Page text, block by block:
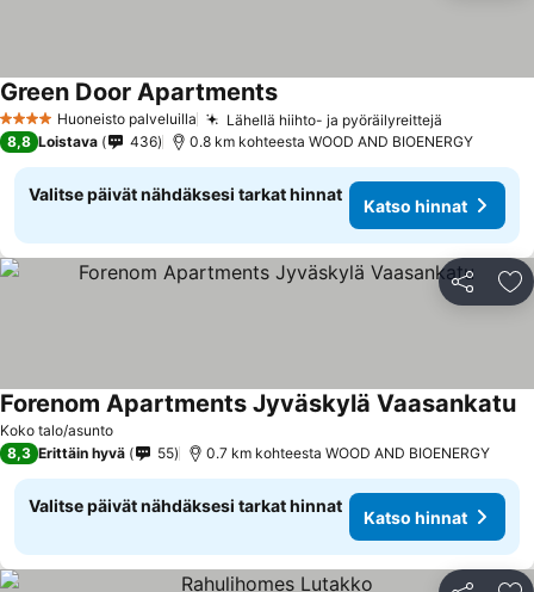
4 TähtiluokitusHuoneisto palveluilla Lähellä hiihto- ja pyöräilyreittejä
Green Door Apartments
8,8 Loistava 436 0.8 km kohteesta WOOD AND BIOENERGY
Valitse päivät nähdäksesi tarkat hinnat
Katso hinnat
Jaa
Koko talo/asunto
Forenom Apartments Jyväskylä Vaasankatu
8,3 Erittäin hyvä 55 0.7 km kohteesta WOOD AND BIOENERGY
Valitse päivät nähdäksesi tarkat hinnat
Katso hinnat